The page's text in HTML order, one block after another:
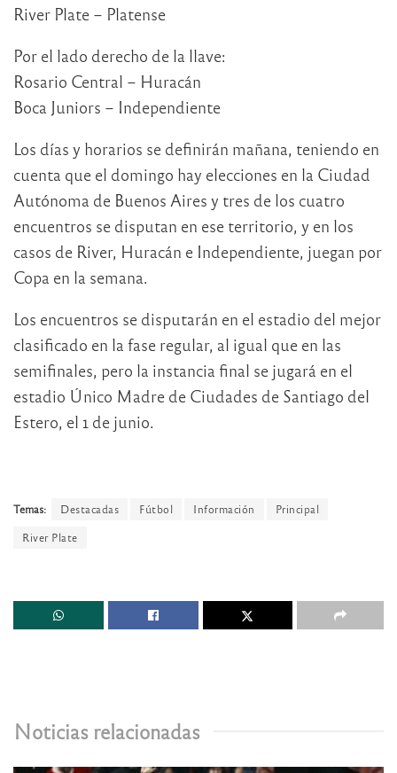
River Plate – Platense
Por el lado derecho de la llave:
Rosario Central – Huracán
Boca Juniors – Independiente
Los días y horarios se definirán mañana, teniendo en
cuenta que el domingo hay elecciones en la Ciudad
Autónoma de Buenos Aires y tres de los cuatro
encuentros se disputan en ese territorio, y en los
casos de River, Huracán e Independiente, juegan por
Copa en la semana.
Los encuentros se disputarán en el estadio del mejor
clasificado en la fase regular, al igual que en las
semifinales, pero la instancia final se jugará en el
estadio Único Madre de Ciudades de Santiago del
Estero, el 1 de junio.
Temas: Destacadas Fútbol Información
Principal
River Plate
Noticias relacionadas